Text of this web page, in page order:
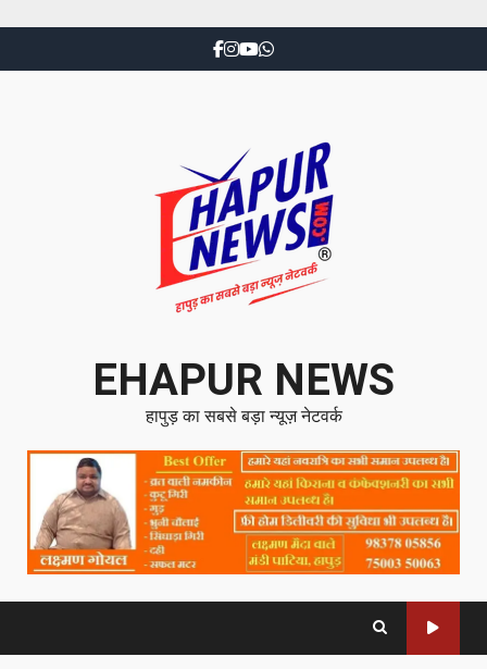
EHAPUR NEWS
हापुड़ का सबसे बड़ा न्यूज़ नेटवर्क